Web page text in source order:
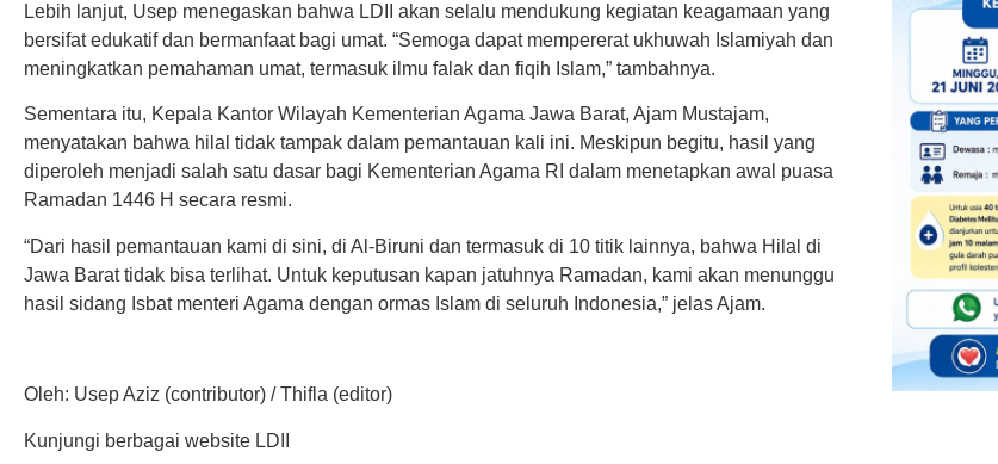
Lebih lanjut, Usep menegaskan bahwa LDII akan selalu mendukung kegiatan keagamaan yang
bersifat edukatif dan bermanfaat bagi umat. “Semoga dapat mempererat ukhuwah Islamiyah dan
meningkatkan pemahaman umat, termasuk ilmu falak dan fiqih Islam,” tambahnya.
Sementara itu, Kepala Kantor Wilayah Kementerian Agama Jawa Barat, Ajam Mustajam,
menyatakan bahwa hilal tidak tampak dalam pemantauan kali ini. Meskipun begitu, hasil yang
diperoleh menjadi salah satu dasar bagi Kementerian Agama RI dalam menetapkan awal puasa
Ramadan 1446 H secara resmi.
“Dari hasil pemantauan kami di sini, di Al-Biruni dan termasuk di 10 titik lainnya, bahwa Hilal di
Jawa Barat tidak bisa terlihat. Untuk keputusan kapan jatuhnya Ramadan, kami akan menunggu
hasil sidang Isbat menteri Agama dengan ormas Islam di seluruh Indonesia,” jelas Ajam.
Oleh: Usep Aziz (contributor) / Thifla (editor)
Kunjungi berbagai website LDII